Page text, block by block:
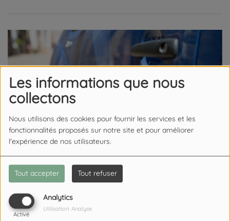
Les informations que nous
collectons
Nous utilisons des cookies pour fournir les services et les
fonctionnalités proposés sur notre site et pour améliorer
l'expérience de nos utilisateurs.
Tout accepter Tout refuser
Analytics
Activé
Utilisation: Analyse
27 FÉVRIER 2026
L’histoire d’un quadragénaire déjà condamné 17 fois pour